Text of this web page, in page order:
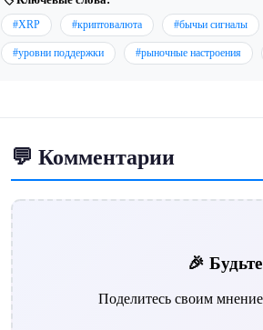
#XRP #криптовалюта #бычьи сигналы
#уровни поддержки #рыночные настроения
💬 Комментарии
🎉
Поделитесь своим